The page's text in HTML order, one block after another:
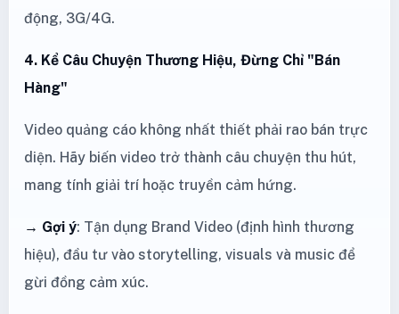
động, 3G/4G.
4. Kể Câu Chuyện Thương Hiệu, Đừng Chỉ "Bán
Hàng"
Video quảng cáo không nhất thiết phải rao bán trực
diện. Hãy biến video trở thành câu chuyện thu hút,
mang tính giải trí hoặc truyền cảm hứng.
→ Gợi ý: Tận dụng Brand Video (định hình thương
hiệu), đầu tư vào storytelling, visuals và music để
gừi đồng cảm xúc.